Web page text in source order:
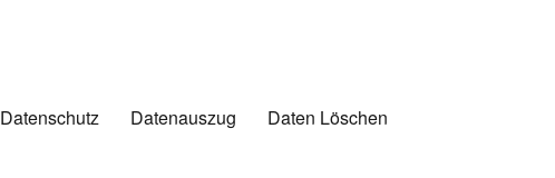
Datenschutz Datenauszug
Daten Löschen